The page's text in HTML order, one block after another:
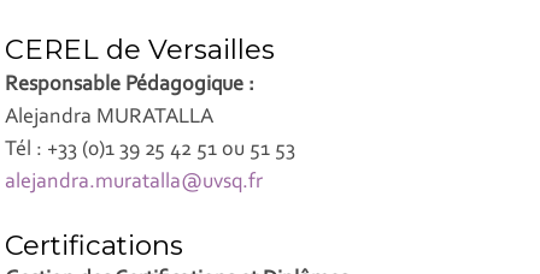
CEREL de Versailles
Responsable Pédagogique :
Alejandra MURATALLA
Tél : +33 (0)1 39 25 42 51 ou 51 53
alejandra.muratalla@uvsq.fr
Certifications